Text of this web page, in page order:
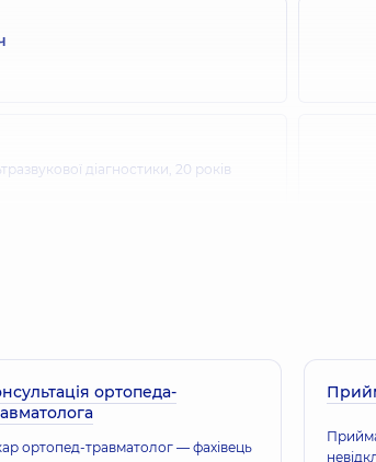
діагностики, 20 років
фізкультури та спортивної
медицини (ФРМ); Ортопед-
ортопеда-
ортопед-травматолог — фахівець